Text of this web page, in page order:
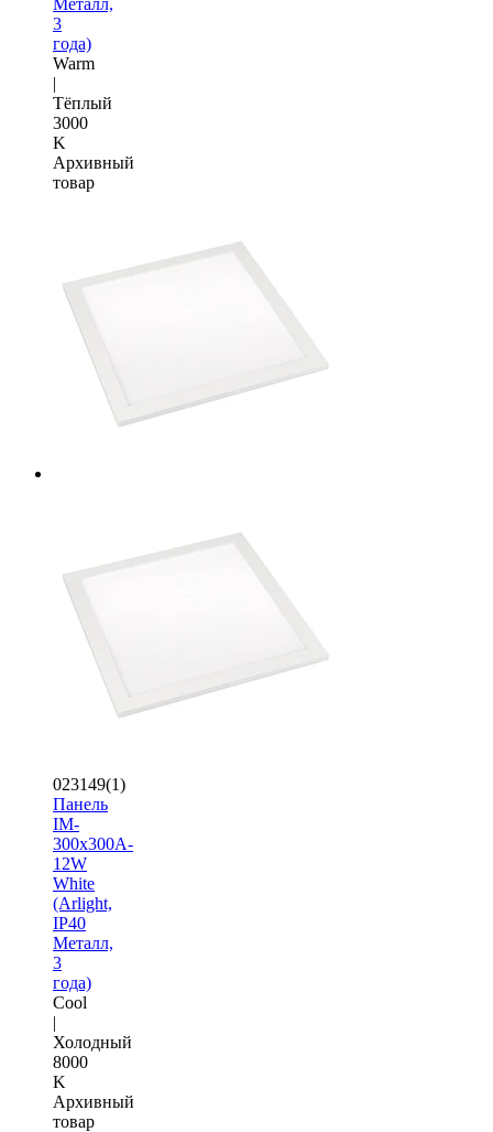
3
года)
Warm
|
Тёплый
3000
K
Архивный
товар
023149(1)
Панель
IM-
300x300A-
12W
White
(Arlight,
IP40
Металл,
3
года)
Cool
|
Холодный
8000
K
Архивный
товар